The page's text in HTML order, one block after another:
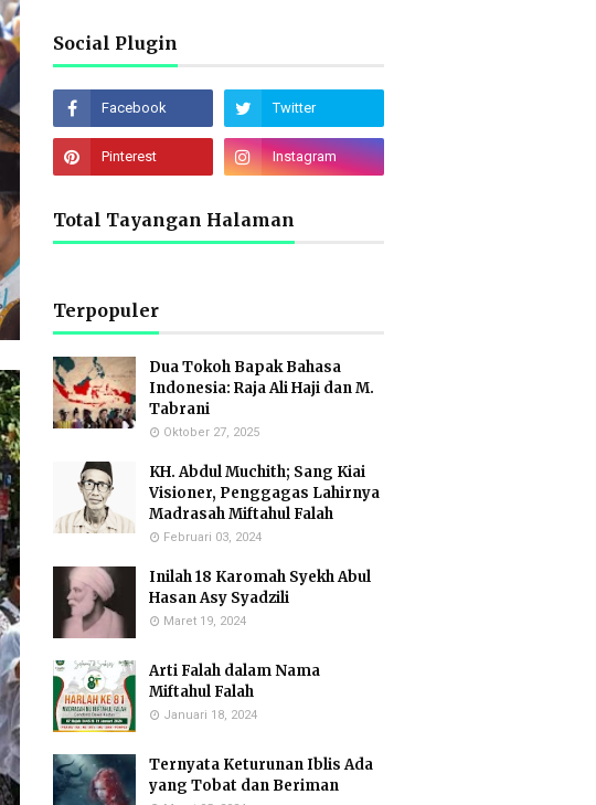
Social Plugin
Total Tayangan Halaman
Terpopuler
Dua Tokoh Bapak Bahasa
Indonesia: Raja Ali Haji dan M.
Tabrani
Oktober 27, 2025
KH. Abdul Muchith; Sang Kiai
Visioner, Penggagas Lahirnya
Madrasah Miftahul Falah
Februari 03, 2024
Inilah 18 Karomah Syekh Abul
Hasan Asy Syadzili
Maret 19, 2024
Arti Falah dalam Nama
Miftahul Falah
Januari 18, 2024
Ternyata Keturunan Iblis Ada
yang Tobat dan Beriman